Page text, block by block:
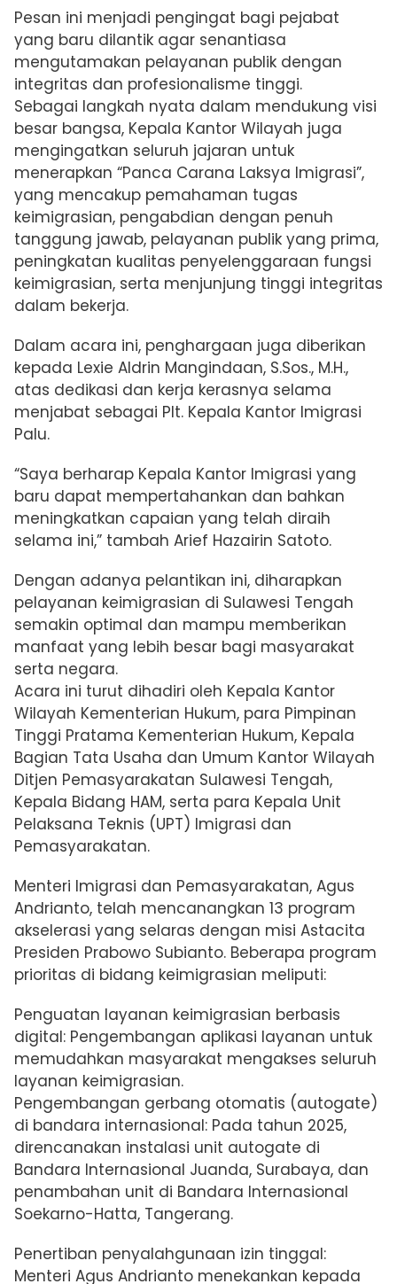
Pesan ini menjadi pengingat bagi pejabat
yang baru dilantik agar senantiasa
mengutamakan pelayanan publik dengan
integritas dan profesionalisme tinggi.
Sebagai langkah nyata dalam mendukung visi
besar bangsa, Kepala Kantor Wilayah juga
mengingatkan seluruh jajaran untuk
menerapkan “Panca Carana Laksya Imigrasi”,
yang mencakup pemahaman tugas
keimigrasian, pengabdian dengan penuh
tanggung jawab, pelayanan publik yang prima,
peningkatan kualitas penyelenggaraan fungsi
keimigrasian, serta menjunjung tinggi integritas
dalam bekerja.
Dalam acara ini, penghargaan juga diberikan
kepada Lexie Aldrin Mangindaan, S.Sos., M.H.,
atas dedikasi dan kerja kerasnya selama
menjabat sebagai Plt. Kepala Kantor Imigrasi
Palu.
“Saya berharap Kepala Kantor Imigrasi yang
baru dapat mempertahankan dan bahkan
meningkatkan capaian yang telah diraih
selama ini,” tambah Arief Hazairin Satoto.
Dengan adanya pelantikan ini, diharapkan
pelayanan keimigrasian di Sulawesi Tengah
semakin optimal dan mampu memberikan
manfaat yang lebih besar bagi masyarakat
serta negara.
Acara ini turut dihadiri oleh Kepala Kantor
Wilayah Kementerian Hukum, para Pimpinan
Tinggi Pratama Kementerian Hukum, Kepala
Bagian Tata Usaha dan Umum Kantor Wilayah
Ditjen Pemasyarakatan Sulawesi Tengah,
Kepala Bidang HAM, serta para Kepala Unit
Pelaksana Teknis (UPT) Imigrasi dan
Pemasyarakatan.
Menteri Imigrasi dan Pemasyarakatan, Agus
Andrianto, telah mencanangkan 13 program
akselerasi yang selaras dengan misi Astacita
Presiden Prabowo Subianto. Beberapa program
prioritas di bidang keimigrasian meliputi:
Penguatan layanan keimigrasian berbasis
digital: Pengembangan aplikasi layanan untuk
memudahkan masyarakat mengakses seluruh
layanan keimigrasian.
Pengembangan gerbang otomatis (autogate)
di bandara internasional: Pada tahun 2025,
direncanakan instalasi unit autogate di
Bandara Internasional Juanda, Surabaya, dan
penambahan unit di Bandara Internasional
Soekarno-Hatta, Tangerang.
Penertiban penyalahgunaan izin tinggal:
Menteri Agus Andrianto menekankan kepada